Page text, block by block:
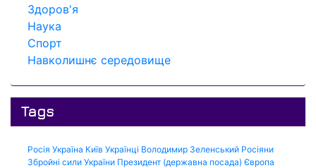
Здоров'я
Наука
Спорт
Навколишнє середовище
Tags
Росія Україна Київ Українці Володимир Зеленський Росіяни
Збройні сили України Президент (державна посада) Європа